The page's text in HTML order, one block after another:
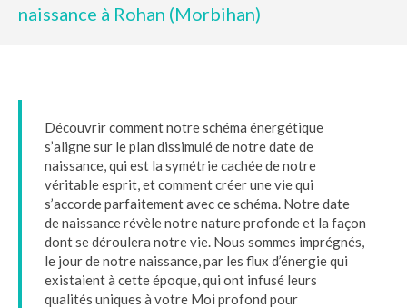
naissance à Rohan (Morbihan)
Découvrir comment notre schéma énergétique
s’aligne sur le plan dissimulé de notre date de
naissance, qui est la symétrie cachée de notre
véritable esprit, et comment créer une vie qui
s’accorde parfaitement avec ce schéma. Notre date
de naissance révèle notre nature profonde et la façon
dont se déroulera notre vie. Nous sommes imprégnés,
le jour de notre naissance, par les flux d’énergie qui
existaient à cette époque, qui ont infusé leurs
qualités uniques à votre Moi profond pour